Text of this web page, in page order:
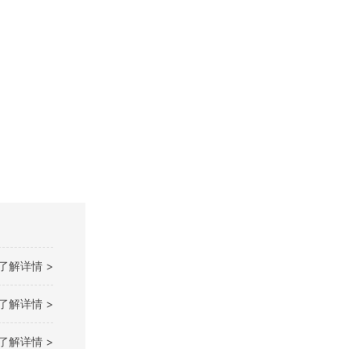
解详情 >
解详情 >
解详情 >